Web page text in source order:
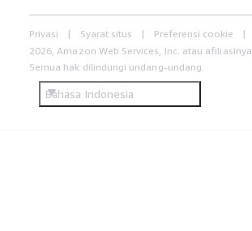
Privasi Syarat situs Preferensi cookie
2026, Amazon Web Services, Inc. atau afiliasinya.
Semua hak dilindungi undang-undang.
Bahasa Indonesia